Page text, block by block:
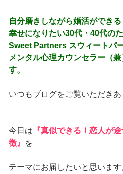
自分磨きしながら婚活ができる
幸せになりたい30代・40代の
Sweet Partners スウィートパ
メンタル心理カウンセラー（
す。
いつもブログをご覧いただきあ
今日は 『真似できる！恋人が
徴』
を
テーマにお届したいと思います